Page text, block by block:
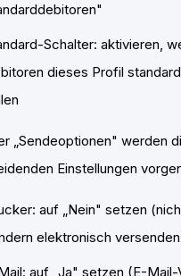
Schalter: aktivieren,
dieses Profil
„Sendeoptionen" werden
Einstellungen
auf „Nein" setzen
elektronisch
auf „Ja" setzen (E-Mail-